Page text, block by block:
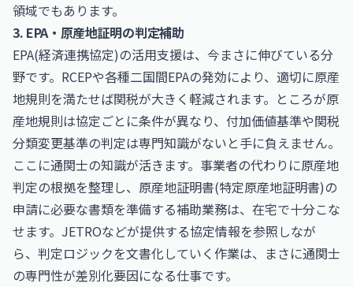
領域でもあります。
3. EPA・原産地証明の判定補助
EPA(経済連携協定)の活用支援は、今まさに伸びている分
野です。RCEPや各種二国間EPAの発効により、適切に原産
地規則を満たせば関税が大きく軽減されます。ところが原
産地規則は協定ごとに条件が異なり、付加価値基準や関税
分類変更基準の判定は専門知識がないと手に負えません。
ここに通関士の知識が活きます。事業者の代わりに原産地
判定の根拠を整理し、原産地証明書(特定原産地証明書)の
申請に必要な書類を準備する補助業務は、在宅で十分こな
せます。JETROなどが提供する協定情報を参照しなが
ら、判定ロジックを文書化していく作業は、まさに通関士
の専門性が差別化要因になる仕事です。